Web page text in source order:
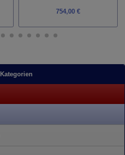
Kategorien
754,00 €